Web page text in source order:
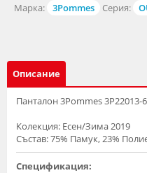
Марка:
3Pommes Серия:
Описание
Панталон 3Pommes 3P22013-
Колекция: Есен/Зима 2019
Състав: 75% Памук, 23%
Спецификация: